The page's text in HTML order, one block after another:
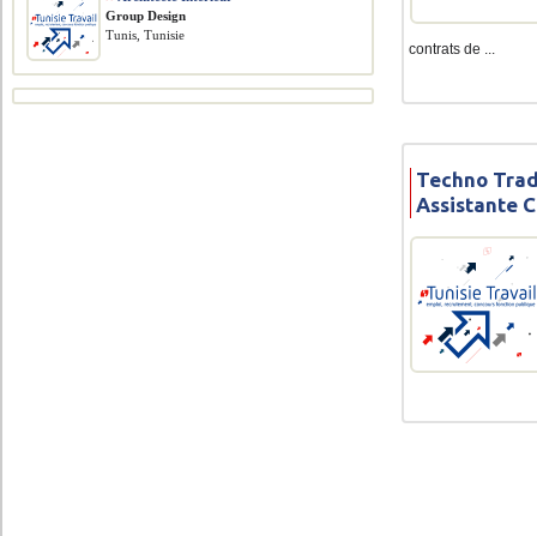
contrats de ...
Techno
Assistante
Group Design
Tunis, Tunisie